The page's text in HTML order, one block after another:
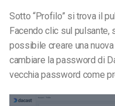
Sotto “Profilo” si trova il
Facendo clic sul pulsante,
possibile creare una
cambiare la password di
vecchia password come